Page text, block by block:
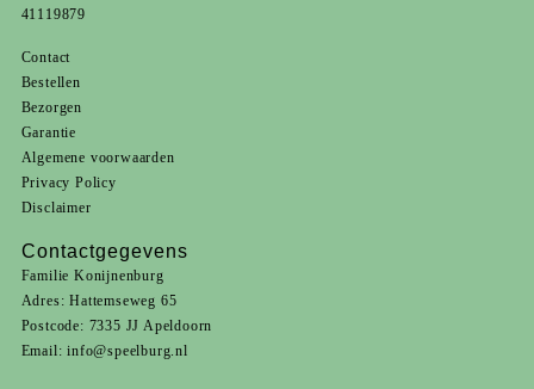
41119879
Contact
Bestellen
Bezorgen
Garantie
Algemene voorwaarden
Privacy Policy
Disclaimer
Contactgegevens
Familie Konijnenburg
Adres: Hattemseweg 65
Postcode: 7335 JJ Apeldoorn
Email:info@speelburg.nl